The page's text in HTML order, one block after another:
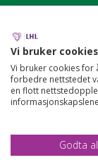
Vi bruker cookies
Vi bruker cookies for
forbedre nettstedet
en flott
Godta